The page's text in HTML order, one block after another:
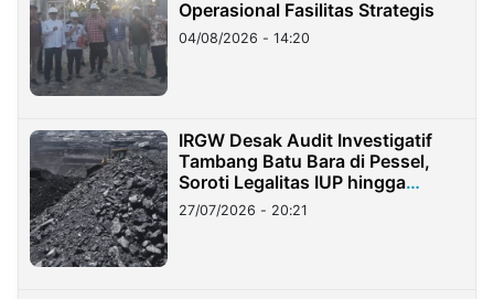
Operasional Fasilitas Strategis
04/08/2026 - 14:20
IRGW Desak Audit Investigatif
Tambang Batu Bara di Pessel,
Soroti Legalitas IUP hingga
Stockpile
27/07/2026 - 20:21